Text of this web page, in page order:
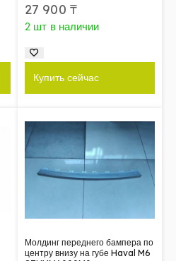
27 900 ₸
2 шт в наличии
Купить сейчас
Молдинг переднего бампера по
центру внизу на губе Haval M6